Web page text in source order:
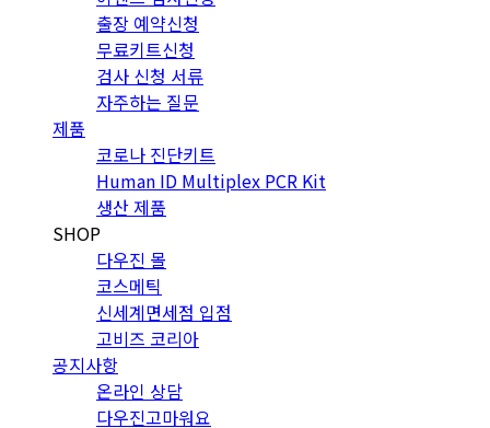
출장 예약신청
무료키트신청
검사 신청 서류
자주하는 질문
제품
코로나 진단키트
Human ID Multiplex PCR Kit
생산 제품
SHOP
다우진 몰
코스메틱
신세계면세점 입점
고비즈 코리아
공지사항
온라인 상담
다우진고마워요